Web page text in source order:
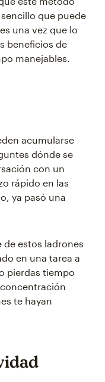
que puede
una vez que lo
beneficios de
manejables.
acumularse
dónde se
con un
rápido en las
ya pasó una
estos ladrones
en una tarea a
pierdas tiempo
te hayan